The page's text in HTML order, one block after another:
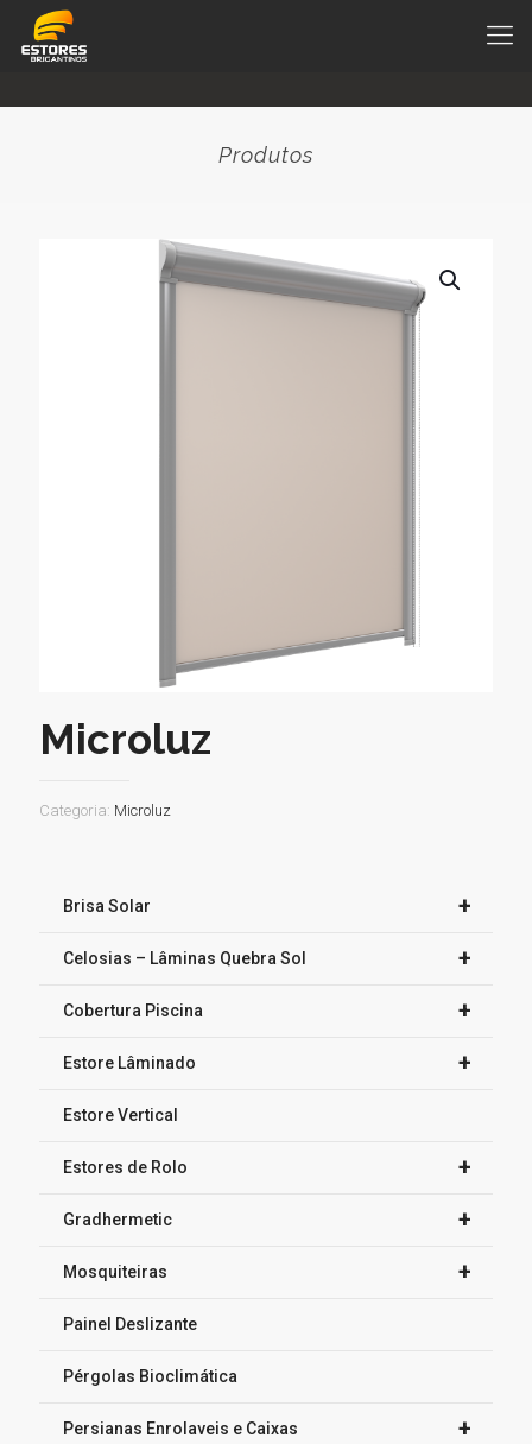
Produtos
Microluz
Categoria: Microluz
+
Brisa Solar
+
Celosias – Lâminas Quebra Sol
+
Cobertura Piscina
+
Estore Lâminado
Estore Vertical
+
Estores de Rolo
+
Gradhermetic
+
Mosquiteiras
Painel Deslizante
Pérgolas Bioclimática
+
Persianas Enrolaveis e Caixas